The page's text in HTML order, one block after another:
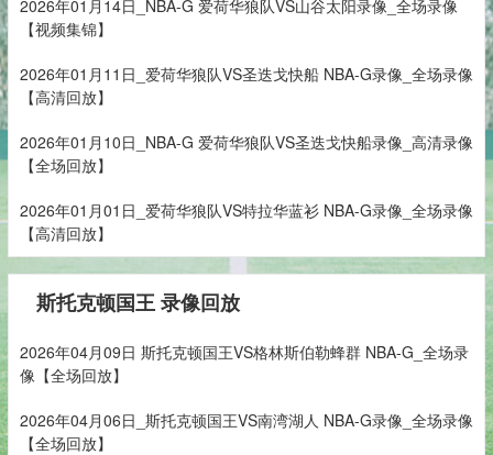
2026年01月14日_NBA-G 爱荷华狼队VS山谷太阳录像_全场录像
【视频集锦】
2026年01月11日_爱荷华狼队VS圣迭戈快船 NBA-G录像_全场录像
【高清回放】
2026年01月10日_NBA-G 爱荷华狼队VS圣迭戈快船录像_高清录像
【全场回放】
2026年01月01日_爱荷华狼队VS特拉华蓝衫 NBA-G录像_全场录像
【高清回放】
斯托克顿国王 录像回放
2026年04月09日 斯托克顿国王VS格林斯伯勒蜂群 NBA-G_全场录
像【全场回放】
2026年04月06日_斯托克顿国王VS南湾湖人 NBA-G录像_全场录像
【全场回放】